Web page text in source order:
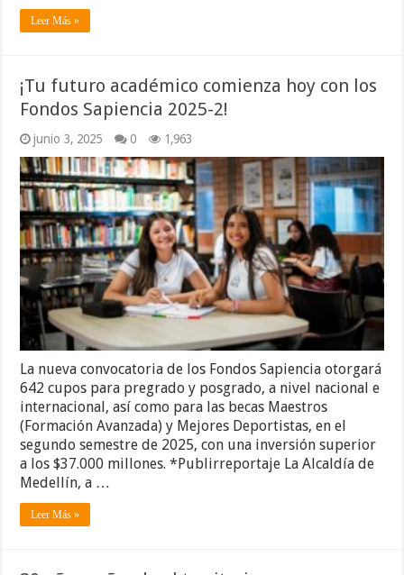
Leer Más »
¡Tu futuro académico comienza hoy con los
Fondos Sapiencia 2025-2!
junio 3, 2025 0 1,963
La nueva convocatoria de los Fondos Sapiencia otorgará
642 cupos para pregrado y posgrado, a nivel nacional e
internacional, así como para las becas Maestros
(Formación Avanzada) y Mejores Deportistas, en el
segundo semestre de 2025, con una inversión superior
a los $37.000 millones. *Publirreportaje La Alcaldía de
Medellín, a …
Leer Más »